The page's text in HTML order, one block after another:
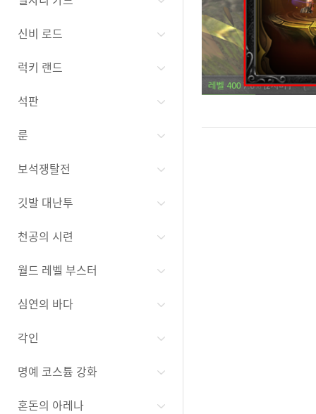
신비 로드
럭키 랜드
석판
룬
보석쟁탈전
깃발 대난투
천공의 시련
월드 레벨 부스터
심연의 바다
각인
명예 코스튬 강화
혼돈의 아레나